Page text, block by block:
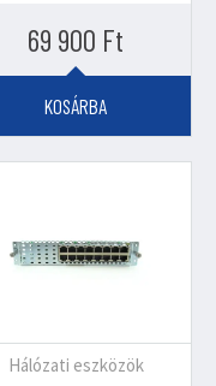
69 900 Ft
KOSÁRBA
Hálózati eszközök